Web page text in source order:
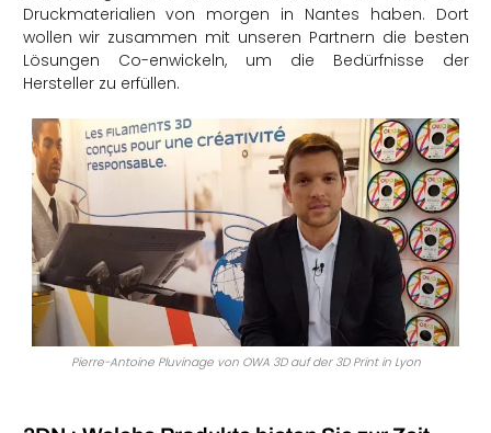
Druckmaterialien von morgen in Nantes haben. Dort
wollen wir zusammen mit unseren Partnern die besten
Lösungen Co-enwickeln, um die Bedürfnisse der
Hersteller zu erfüllen.
Pierre-Antoine Pluvinage von OWA 3D auf der 3D Print in Lyon